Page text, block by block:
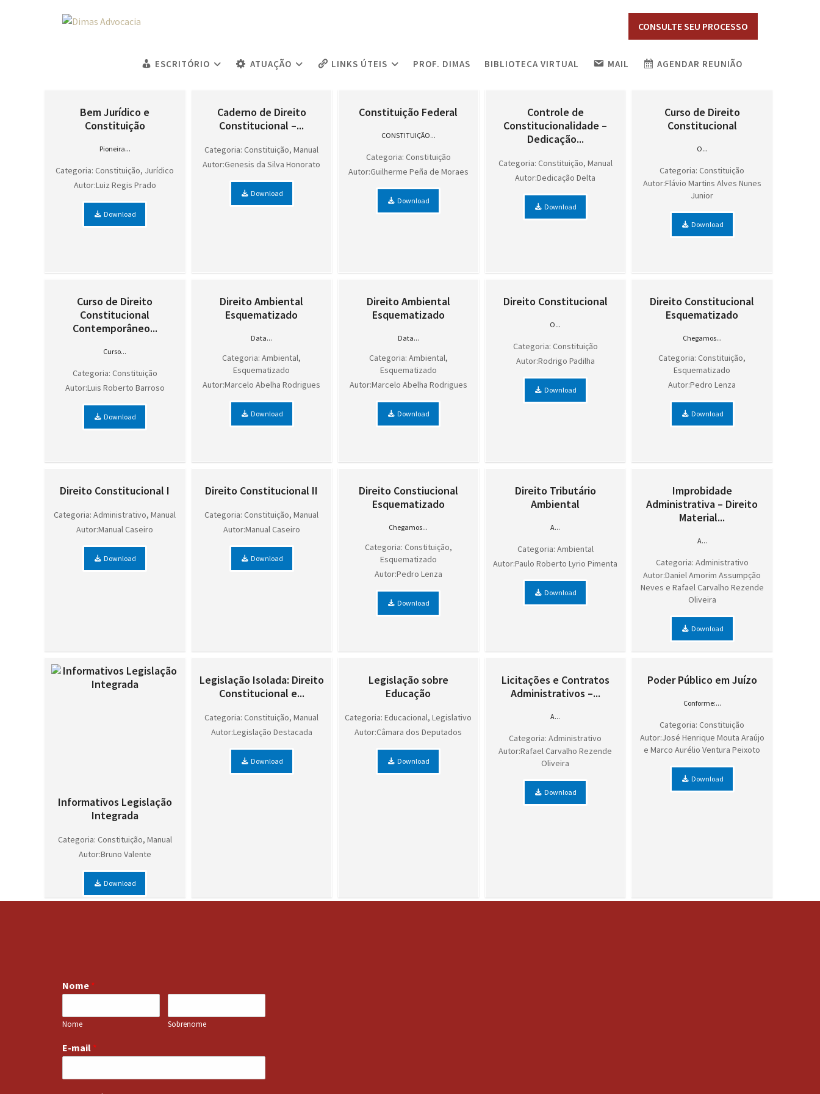
CONSULTE SEU PROCESSO
ESCRITÓRIO ATUAÇÃO LINKS ÚTEIS PROF. DIMAS BIBLIOTECA VIRTUAL MAIL AGENDAR REUNIÃO
Bem Jurídico e
Constituição
Pioneira...
Categoria: Constituição, Jurídico
Autor:Luiz Regis Prado
Download
Caderno de Direito
Constitucional –...
Categoria: Constituição, Manual
Autor:Genesis da Silva Honorato
Download
Constituição Federal
CONSTITUIÇÃO...
Categoria: Constituição
Autor:Guilherme Peña de Moraes
Download
Controle de
Constitucionalidade –
Dedicação...
Categoria: Constituição, Manual
Autor:Dedicação Delta
Download
Curso de Direito
Constitucional
O...
Categoria: Constituição
Autor:Flávio Martins Alves Nunes
Junior
Download
Curso de Direito
Constitucional
Contemporâneo...
Curso...
Categoria: Constituição
Autor:Luis Roberto Barroso
Download
Direito Ambiental
Esquematizado
Data...
Categoria: Ambiental,
Esquematizado
Autor:Marcelo Abelha Rodrigues
Download
Direito Ambiental
Esquematizado
Data...
Categoria: Ambiental,
Esquematizado
Autor:Marcelo Abelha Rodrigues
Download
Direito Constitucional
O...
Categoria: Constituição
Autor:Rodrigo Padilha
Download
Direito Constitucional
Esquematizado
Chegamos...
Categoria: Constituição,
Esquematizado
Autor:Pedro Lenza
Download
Direito Constitucional I
Categoria: Administrativo, Manual
Autor:Manual Caseiro
Download
Direito Constitucional II
Categoria: Constituição, Manual
Autor:Manual Caseiro
Download
Direito Constiucional
Esquematizado
Chegamos...
Categoria: Constituição,
Esquematizado
Autor:Pedro Lenza
Download
Direito Tributário
Ambiental
A...
Categoria: Ambiental
Autor:Paulo Roberto Lyrio Pimenta
Download
Improbidade
Administrativa – Direito
Material...
A...
Categoria: Administrativo
Autor:Daniel Amorim Assumpção
Neves e Rafael Carvalho Rezende
Oliveira
Download
Informativos Legislação
Integrada
Categoria: Constituição, Manual
Autor:Bruno Valente
Download
Legislação Isolada: Direito
Constitucional e...
Categoria: Constituição, Manual
Autor:Legislação Destacada
Download
Legislação sobre
Educação
Categoria: Educacional, Legislativo
Autor:Câmara dos Deputados
Download
Licitações e Contratos
Administrativos –...
A...
Categoria: Administrativo
Autor:Rafael Carvalho Rezende
Oliveira
Download
Poder Público em Juízo
Conforme:...
Categoria: Constituição
Autor:José Henrique Mouta Araújo
e Marco Aurélio Ventura Peixoto
Download
Nome *
Nome Sobrenome
E-mail *